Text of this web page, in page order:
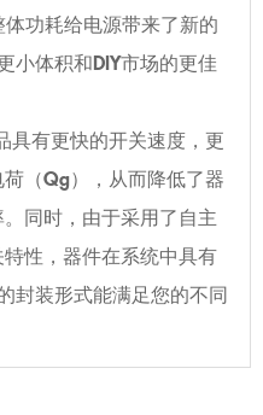
体功耗给电源带来了新的
小体积和DIY市场的更佳
具有更快的开关速度，更
（Qg），从而降低了器
同时，由于采用了自主
性，器件在系统中具有
封装形式能满足您的不同